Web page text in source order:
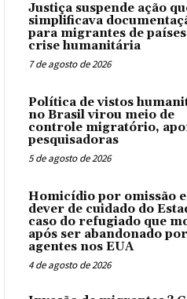
Justiça suspende ação
simplificava
para migrantes de
crise humanitária
7 de agosto de 2026
Política de vistos
no Brasil virou meio de
controle migratório,
pesquisadoras
5 de agosto de 2026
Homicídio por omissão e
dever de cuidado do
caso do refugiado que
após ser abandonado por
agentes nos EUA
4 de agosto de 2026